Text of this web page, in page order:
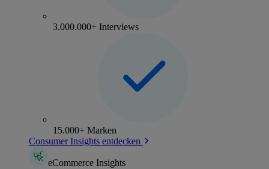
3.000.000+ Interviews
15.000+ Marken
Consumer Insights entdecken
eCommerce Insights